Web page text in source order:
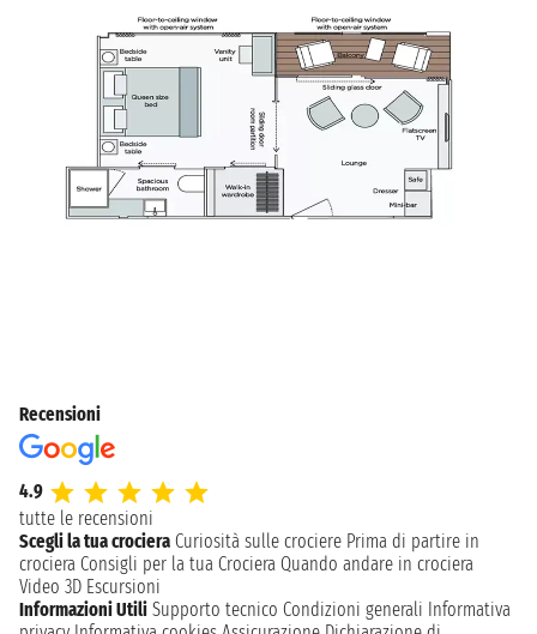
Recensioni
4.9
tutte le recensioni
Scegli la tua crociera Curiosità sulle crociere Prima di partire in
crociera Consigli per la tua Crociera Quando andare in crociera
Video 3D Escursioni
Informazioni Utili Supporto tecnico Condizioni generali Informativa